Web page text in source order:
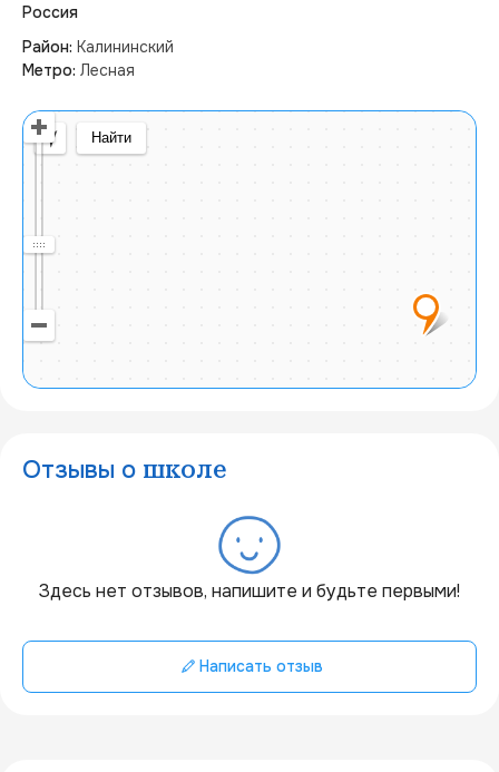
Россия
Район: Калининский
Метро: Лесная
Найти
Отзывы о школе
Здесь нет отзывов, напишите и будьте первыми!
Написать отзыв